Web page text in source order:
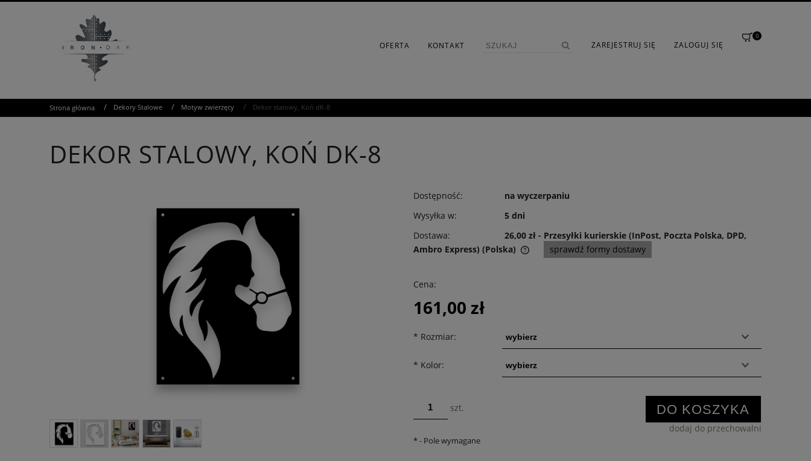
OFERTA KONTAKT ZAREJESTRUJ SIĘ ZALOGUJ SIĘ
0
Strona główna / Dekory Stalowe / Motyw zwierzęcy / Dekor stalowy, Koń dK-8
DEKOR STALOWY, KOŃ DK-8
Dostępność:
na wyczerpaniu
Wysyłka w:
5 dni
Dostawa:
26,00 zł - Przesyłki kurierskie (InPost, Poczta Polska, DPD,
Ambro Express) (Polska)
kosztów płatności
sprawdź formy dostawy
Cena:
161,00 zł
* Rozmiar:
* Kolor:
szt. DO KOSZYKA
dodaj do przechowalni
*- Pole wymagane